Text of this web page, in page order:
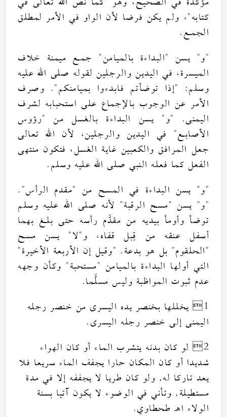
كتابه"، ولم يكن فرضا لأن الواو في الأمر لمطلق
الجمع.
"و" يسن "البداءة بالميامن" جمع ميمنة خلاف
الميسرة، في اليدين والرجلين لقوله صلى الله عليه
وسلم: "إذا توضأتم فابدءوا بميامنكم". وصرف
الأمر عن الوجوب بالإجماع على استحبابه لشرف
اليمنى. "و" يسن البداءة بالغسل من "رؤوس
الأصابع" في اليدين والرجلين، لأن الله تعالى
جعل المرافق والكعبين غاية الغسل، فتكون منتهى
الفعل كما فعله النبي صلى الله عليه وسلم.
"و" يسن البداءة في المسح من "مقدم الرأس".
"و" يسن "مسح الرقبة" لأنه صلى الله عليه وسلم
توضأ وأومأ بيديه من مقدَّم رأسه حتى بلغ بهما
أسفل عنقه من قِبل قفاه، و"لا" يسن مسح
"الحلقوم" بل هو بدعة. "وقيل إن الأربعة الأخيرة"
التي أولها البداءة بالميامن "مستحبة" وكأن وجهه
عدم ثبوت المواظبة وليس مسلَّما.
1
 يخللها بخنصر يده اليسرى من خنصر رجله
اليمنى إلى خنصر رجله اليسرى.
2 لو كان بدنه يتشرب الماء أو كان الهواء
شديدا أو كان المكان حارا يجفف الماء سريعا فلا
يعد تاركا له, ولو كان طريا لا يجففه إلا في مدة
مستطيلة, وتأني في الوضوء لا يكون آتيا بسنة
الولاء اهـ طحطاوي.